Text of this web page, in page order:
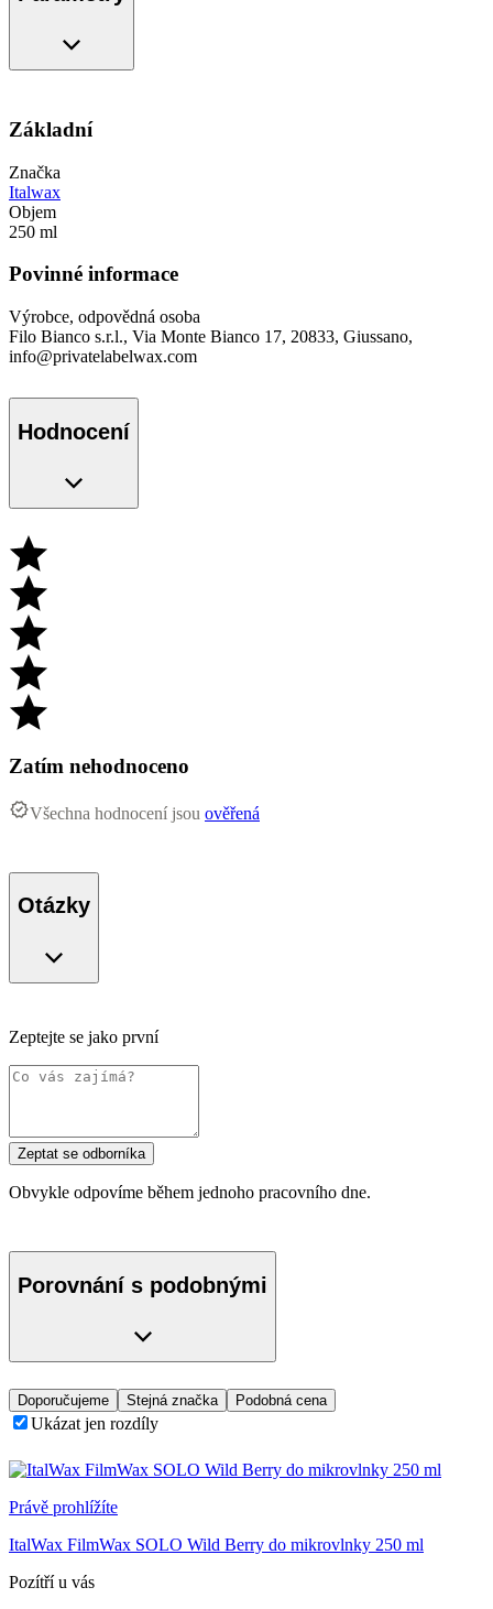
Základní
Značka
Italwax
Objem
250 ml
Povinné informace
Výrobce, odpovědná osoba
Filo Bianco s.r.l., Via Monte Bianco 17, 20833, Giussano,
info@privatelabelwax.com
Hodnocení
Zatím nehodnoceno
Všechna hodnocení jsou ověřená
Otázky
Zeptejte se jako první
Zeptat se odborníka
Obvykle odpovíme během jednoho pracovního dne.
Porovnání s podobnými
Doporučujeme Stejná značka Podobná cena
Ukázat jen rozdíly
Právě prohlížíte
ItalWax FilmWax SOLO Wild Berry do mikrovlnky 250 ml
Pozítří u vás